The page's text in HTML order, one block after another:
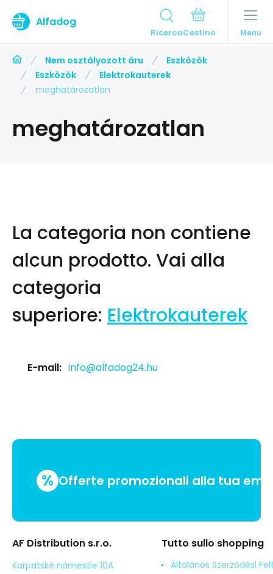
Alfadog
Ricerca Menu
Nem osztályozott áru
Eszközök
Eszközök
Elektrokauterek
meghatározatlan
meghatározatlan
La categoria non contiene
alcun prodotto. Vai alla
categoria
superiore: Elektrokauterek
E-mail: info@alfadog24.hu
% Offerte promozionali alla tua
AF Distribution s.r.o.
Karpatské námestie 10A
Tutto sullo shopping
Általános Szerződési